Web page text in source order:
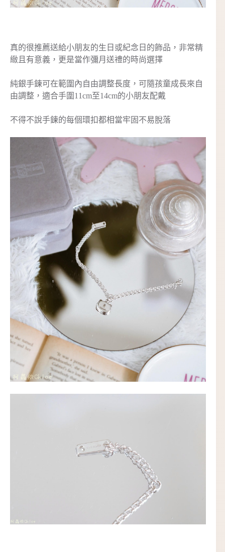
真的很推薦送給小朋友的生日或紀念日的飾品，非常精
緻且有意義，更是當作彌月送禮的時尚選擇
純銀手鍊可在範圍內自由調整長度，可隨孩童成長來自
由調整，適合手圍11cm至14cm的小朋友配戴
不得不說手鍊的每個環扣都相當牢固不易脫落